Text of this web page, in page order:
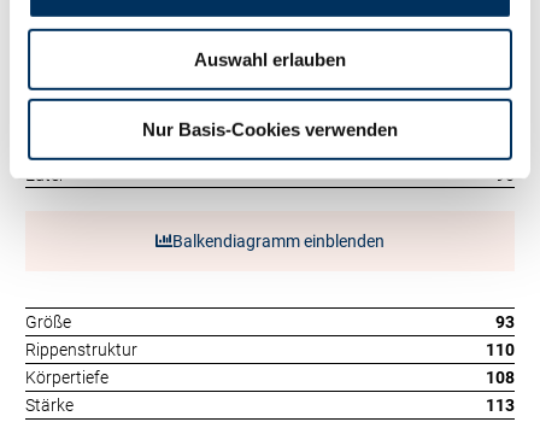
Auswahl erlauben
Nur Basis-Cookies verwenden
RZE 100
Milchtyp
104
Euter
96
Balkendiagramm einblenden
Größe
93
Rippenstruktur
110
Körpertiefe
108
Stärke
113